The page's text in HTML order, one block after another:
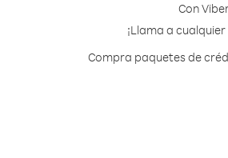
Con
¡Llama a
Compra paquetes de